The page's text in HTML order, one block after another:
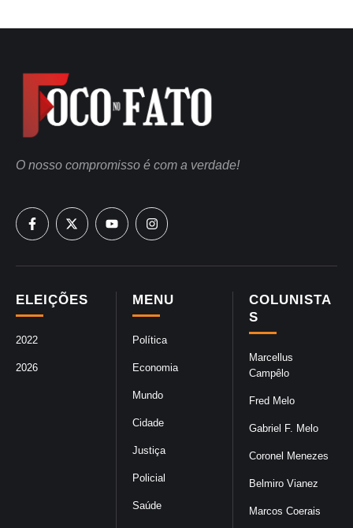
COLUNISTA
S
Marcellus
Campêlo
Fred Melo
Gabriel F. Melo
Coronel Menezes
Belmiro Vianez
Marcos Coerais
MENU
Política
Economia
Mundo
Cidade
Justiça
Policial
Saúde
ELEIÇÕES
2022
2026
O nosso compromisso é com a verdade!